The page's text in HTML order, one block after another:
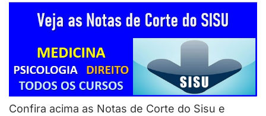
Confira acima as Notas de Corte do Sisu e